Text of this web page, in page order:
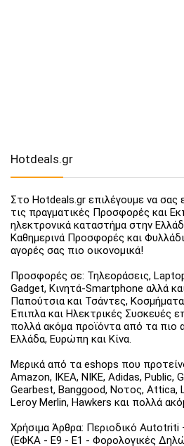
Hotdeals.gr
Στο Hotdeals.gr επιλέγουμε να σας
τις πραγματικές Προσφορές και
ηλεκτρονικά καταστήμα στην
Καθημερινά Προσφορές και
αγορές σας πιο οικονομικά!
Προσφορές σε: Τηλεοράσεις,
Gadget, Κινητά-Smartphone αλλά
Παπούτσια και Τσάντες,
Έπιπλα και Ηλεκτρικές Συσκευές
πολλά ακόμα προϊόντα από τα πιο
Ελλάδα, Ευρώπη και Κίνα.
Μερικά από τα eshops που
Amazon, IKEA, NIKE, Adidas, Public,
Gearbest, Banggood, Νοτος, Attica,
Leroy Merlin, Hawkers και πολλά
Χρήσιμα Άρθρα: Περιοδικό Autotriti
(ΕΦΚΑ - Ε9 - Ε1 - Φορολογικές